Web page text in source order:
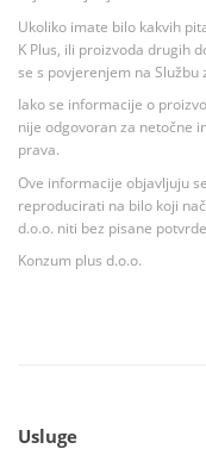
Ukoliko imate bilo kakvih
K Plus, ili proizvoda drugih
se s povjerenjem na Službu
Iako se informacije o
nije odgovoran za netočne
prava.
Ove informacije objavljuju
reproducirati na bilo koji
d.o.o. niti bez pisane
Konzum plus d.o.o.
Usluge